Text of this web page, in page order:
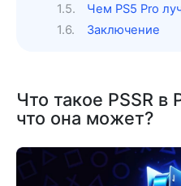
Чем PS5 Pro
Заключение
Что такое PSSR в
что она может?